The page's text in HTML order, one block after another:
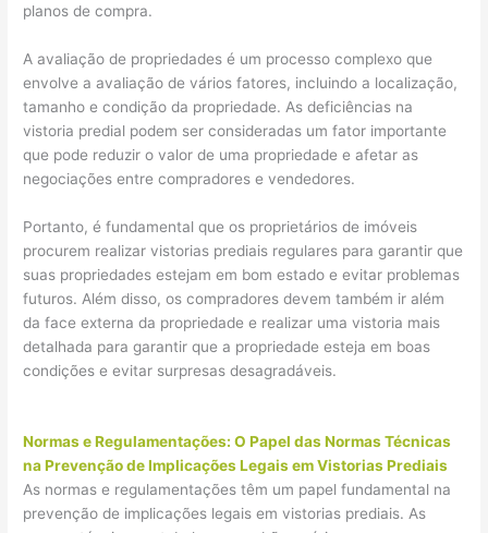
planos de compra.
A avaliação de propriedades é um processo complexo que
envolve a avaliação de vários fatores, incluindo a localização,
tamanho e condição da propriedade. As deficiências na
vistoria predial podem ser consideradas um fator importante
que pode reduzir o valor de uma propriedade e afetar as
negociações entre compradores e vendedores.
Portanto, é fundamental que os proprietários de imóveis
procurem realizar vistorias prediais regulares para garantir que
suas propriedades estejam em bom estado e evitar problemas
futuros. Além disso, os compradores devem também ir além
da face externa da propriedade e realizar uma vistoria mais
detalhada para garantir que a propriedade esteja em boas
condições e evitar surpresas desagradáveis.
Normas e Regulamentações: O Papel das Normas Técnicas
na Prevenção de Implicações Legais em Vistorias Prediais
As normas e regulamentações têm um papel fundamental na
prevenção de implicações legais em vistorias prediais. As